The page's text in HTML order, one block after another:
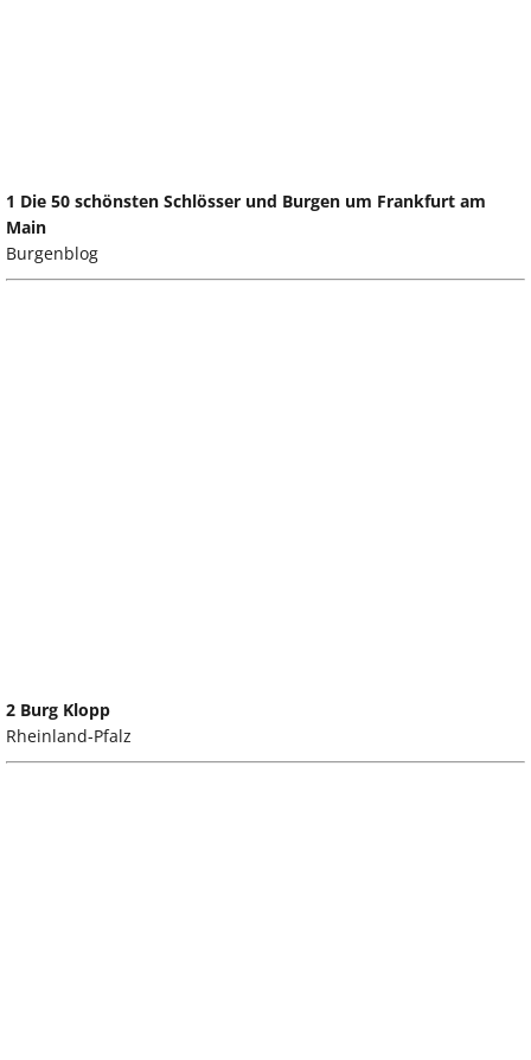
1 Die 50 schönsten Schlösser und Burgen um Frankfurt am
Main
Burgenblog
2 Burg Klopp
Rheinland-Pfalz